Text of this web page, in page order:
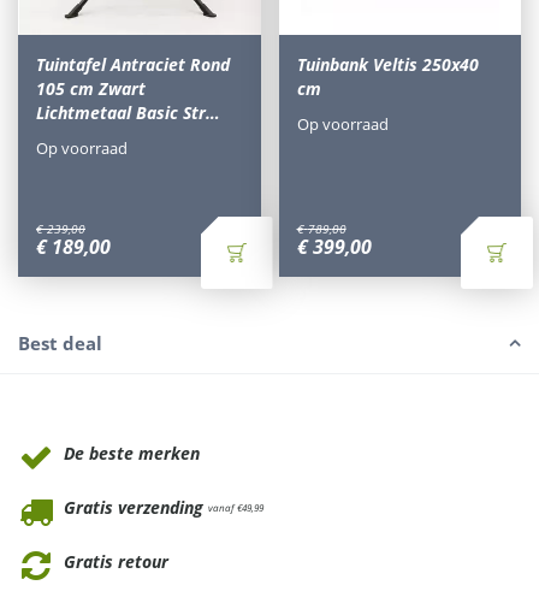
Tuintafel Antraciet Rond
105 cm Zwart
Lichtmetaal Basic Str…
€ 239,00
€ 189,00
Op voorraad
Tuinbank Veltis 250x40
cm
€ 789,00
€ 399,00
Op voorraad
Best deal
De beste merken
Gratis verzending vanaf €49,99
Gratis retour